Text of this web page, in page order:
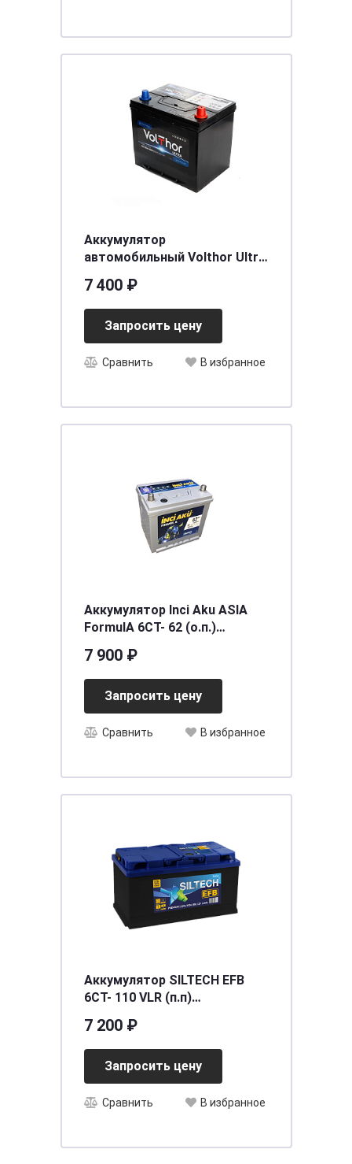
Аккумулятор
автомобильный Volthor Ultra
необслуживаемый
[д230ш172в200(220)/650]
[D23]
7 400 ₽
Запросить цену
Сравнить В избранное
Аккумулятор Inci Aku ASIA
FormulА 6СТ- 62 (о.п.)
[д232ш173в225/540SAE] [D23]
7 900 ₽
Запросить цену
Сравнить В избранное
Аккумулятор SILTECH EFB
6СТ- 110 VLR (п.п)
7 200 ₽
Запросить цену
Сравнить В избранное